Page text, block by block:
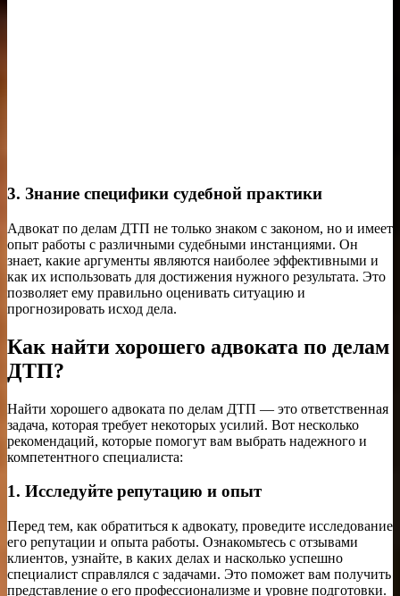
3. Знание специфики судебной практики
Адвокат по делам ДТП не только знаком с законом, но и имеет
опыт работы с различными судебными инстанциями. Он
знает, какие аргументы являются наиболее эффективными и
как их использовать для достижения нужного результата. Это
позволяет ему правильно оценивать ситуацию и
прогнозировать исход дела.
Как найти хорошего адвоката по делам
ДТП?
Найти хорошего адвоката по делам ДТП — это ответственная
задача, которая требует некоторых усилий. Вот несколько
рекомендаций, которые помогут вам выбрать надежного и
компетентного специалиста:
1. Исследуйте репутацию и опыт
Перед тем, как обратиться к адвокату, проведите исследование
его репутации и опыта работы. Ознакомьтесь с отзывами
клиентов, узнайте, в каких делах и насколько успешно
специалист справлялся с задачами. Это поможет вам получить
представление о его профессионализме и уровне подготовки.